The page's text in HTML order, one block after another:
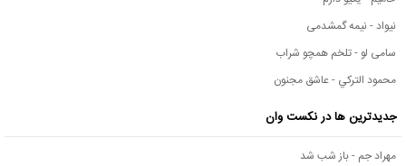
نیواد - نیمه گمشدمی
سامی لو - تلخم همچو شراب
محمود التركي - عاشق مجنون
جدیدترین ها در نکست وان
مهراد جم - باز شب شد